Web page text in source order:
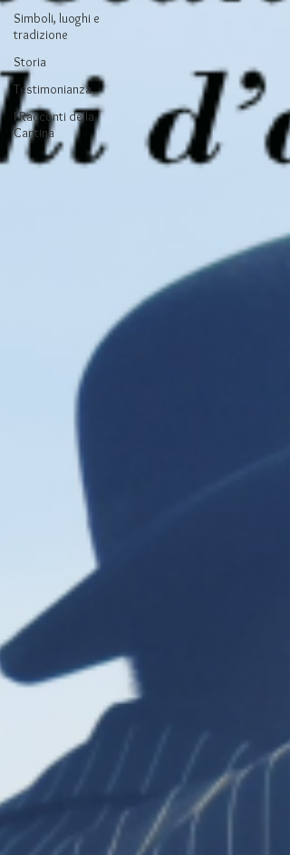
Simboli, luoghi e
tradizione
Storia
Testimonianza
I Racconti della
Cantina